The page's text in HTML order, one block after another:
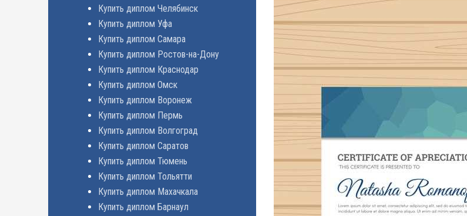
Купить диплом Челябинск
Купить диплом Уфа
Купить диплом Самара
Купить диплом Ростов-на-Дону
Купить диплом Краснодар
Купить диплом Омск
Купить диплом Воронеж
Купить диплом Пермь
Купить диплом Волгоград
Купить диплом Саратов
Купить диплом Тюмень
Купить диплом Тольятти
Купить диплом Махачкала
Купить диплом Барнаул